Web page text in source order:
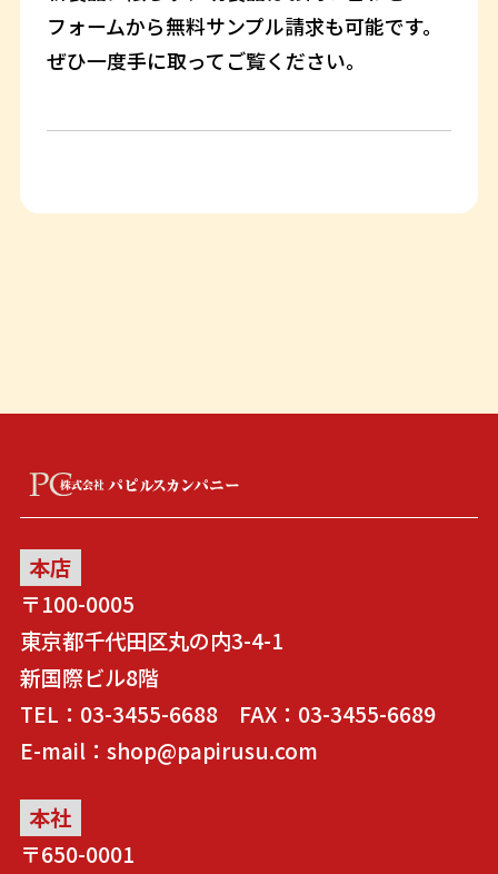
フォームから無料サンプル請求も可能です。
ぜひ一度手に取ってご覧ください。
本店
〒100-0005
東京都千代田区丸の内3-4-1
新国際ビル8階
TEL：03-3455-6688 FAX：03-3455-6689
E-mail：shop@papirusu.com
本社
〒650-0001